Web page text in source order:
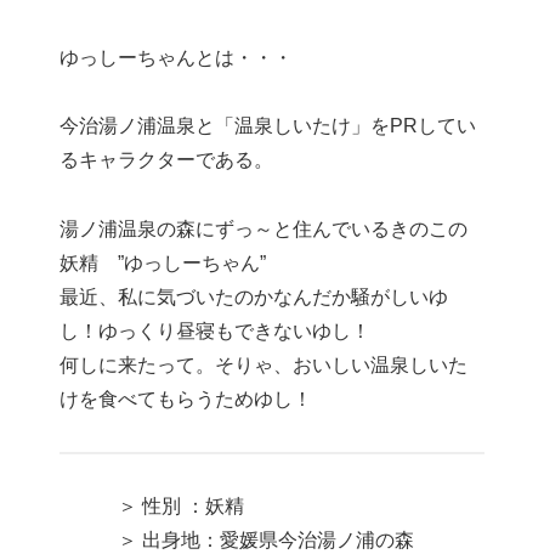
ゆっしーちゃんとは・・・
今治湯ノ浦温泉と「温泉しいたけ」をPRしてい
るキャラクターである。
湯ノ浦温泉の森にずっ～と住んでいるきのこの
妖精 ”ゆっしーちゃん”
最近、私に気づいたのかなんだか騒がしいゆ
し！ゆっくり昼寝もできないゆし！
何しに来たって。そりゃ、おいしい温泉しいた
けを食べてもらうためゆし！
＞ 性別 ：妖精
＞ 出身地：愛媛県今治湯ノ浦の森